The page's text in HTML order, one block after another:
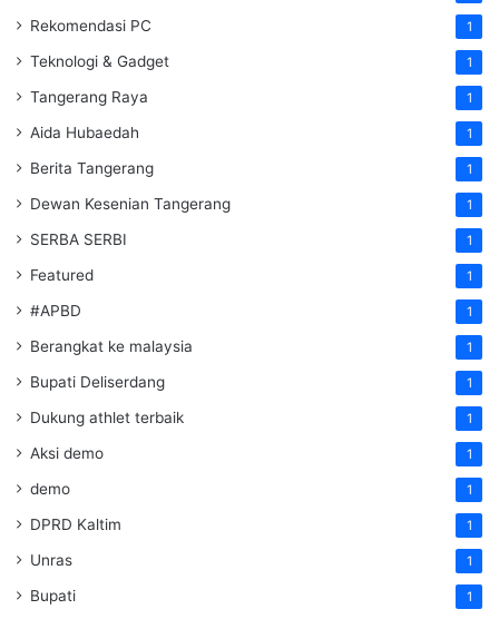
Rekomendasi PC 1
Teknologi & Gadget 1
Tangerang Raya 1
Aida Hubaedah 1
Berita Tangerang 1
Dewan Kesenian Tangerang 1
SERBA SERBI 1
Featured 1
#APBD 1
Berangkat ke malaysia 1
Bupati Deliserdang 1
Dukung athlet terbaik 1
Aksi demo 1
demo 1
DPRD Kaltim 1
Unras 1
Bupati 1